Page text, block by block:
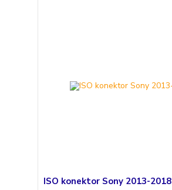
ISO konektor Sony 2013-2018